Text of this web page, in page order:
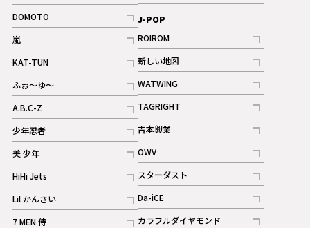
記事
DOMOTO
記事
嵐
記事
KAT-TUN
記事
ふぉ～ゆ～
記事
A.B.C-Z
記事
ギャラリー
少年忍者
記事
美 少年
記事
HiHi Jets
記事
Lil かんさい
記事
7 MEN 侍
記事
J-POP
ROIROM
記事
新しい地図
記事
WATWING
記事
TAGRIGHT
記事
吉本興業
記事
OWV
記事
ギャラリー
スターダスト
記事
Da-iCE
記事
カラフルダイヤモンド